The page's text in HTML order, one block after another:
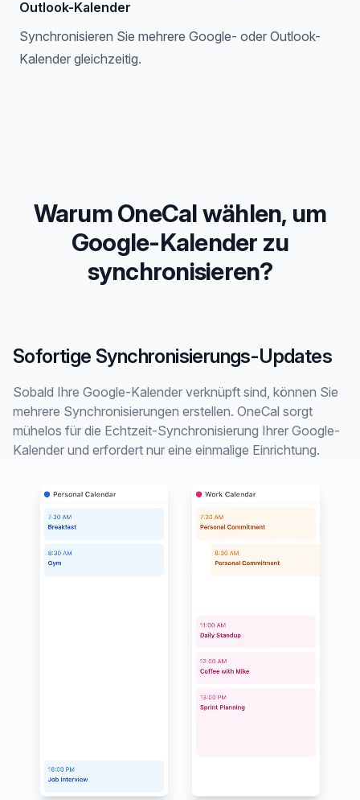
Outlook-Kalender
Synchronisieren Sie mehrere Google- oder Outlook-
Kalender gleichzeitig.
Warum OneCal wählen, um
Google-Kalender zu
synchronisieren?
Sofortige Synchronisierungs-Updates
Sobald Ihre Google-Kalender verknüpft sind, können Sie
mehrere Synchronisierungen erstellen. OneCal sorgt
mühelos für die Echtzeit-Synchronisierung Ihrer Google-
Kalender und erfordert nur eine einmalige Einrichtung.